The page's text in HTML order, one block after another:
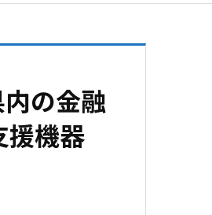
の金融
援機器